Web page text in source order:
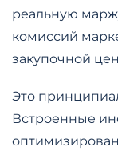
реальную
комиссий
закупочной
Это
Встроенные